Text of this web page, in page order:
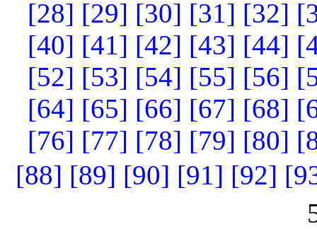
[28] [29] [30] [31] [32]
[40] [41] [42] [43] [44]
[52] [53] [54] [55] [56]
[64] [65] [66] [67] [68]
[76] [77] [78] [79] [80]
[88] [89] [90] [91] [92]